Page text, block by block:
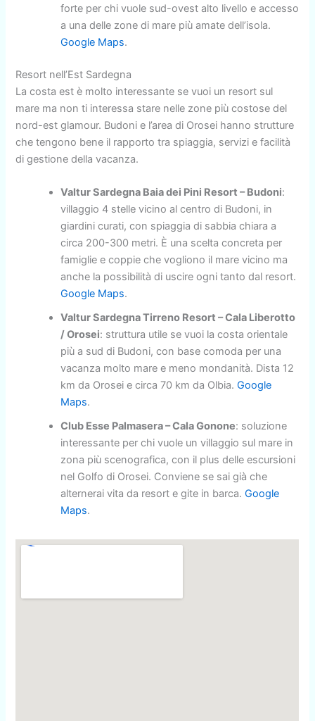
forte per chi vuole sud-ovest alto livello e accesso
a una delle zone di mare più amate dell’isola.
Google Maps.
Resort nell’Est Sardegna
La costa est è molto interessante se vuoi un resort sul
mare ma non ti interessa stare nelle zone più costose del
nord-est glamour. Budoni e l’area di Orosei hanno strutture
che tengono bene il rapporto tra spiaggia, servizi e facilità
di gestione della vacanza.
Valtur Sardegna Baia dei Pini Resort – Budoni:
villaggio 4 stelle vicino al centro di Budoni, in
giardini curati, con spiaggia di sabbia chiara a
circa 200-300 metri. È una scelta concreta per
famiglie e coppie che vogliono il mare vicino ma
anche la possibilità di uscire ogni tanto dal resort.
Google Maps.
Valtur Sardegna Tirreno Resort – Cala Liberotto
/ Orosei: struttura utile se vuoi la costa orientale
più a sud di Budoni, con base comoda per una
vacanza molto mare e meno mondanità. Dista 12
km da Orosei e circa 70 km da Olbia.Google
Maps.
Club Esse Palmasera – Cala Gonone: soluzione
interessante per chi vuole un villaggio sul mare in
zona più scenografica, con il plus delle escursioni
nel Golfo di Orosei. Conviene se sai già che
alternerai vita da resort e gite in barca.Google
Maps.